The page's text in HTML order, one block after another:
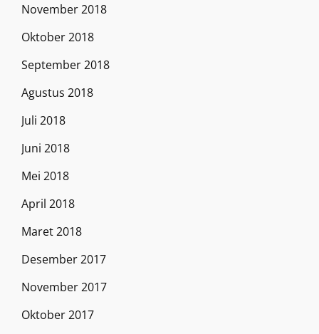
November 2018
Oktober 2018
September 2018
Agustus 2018
Juli 2018
Juni 2018
Mei 2018
April 2018
Maret 2018
Desember 2017
November 2017
Oktober 2017